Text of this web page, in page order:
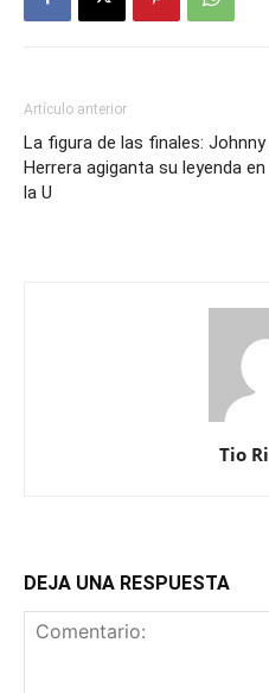
Artículo anterior
La figura de las finales: Johnny
Herrera agiganta su leyenda en
la U
Tio
DEJA UNA RESPUESTA